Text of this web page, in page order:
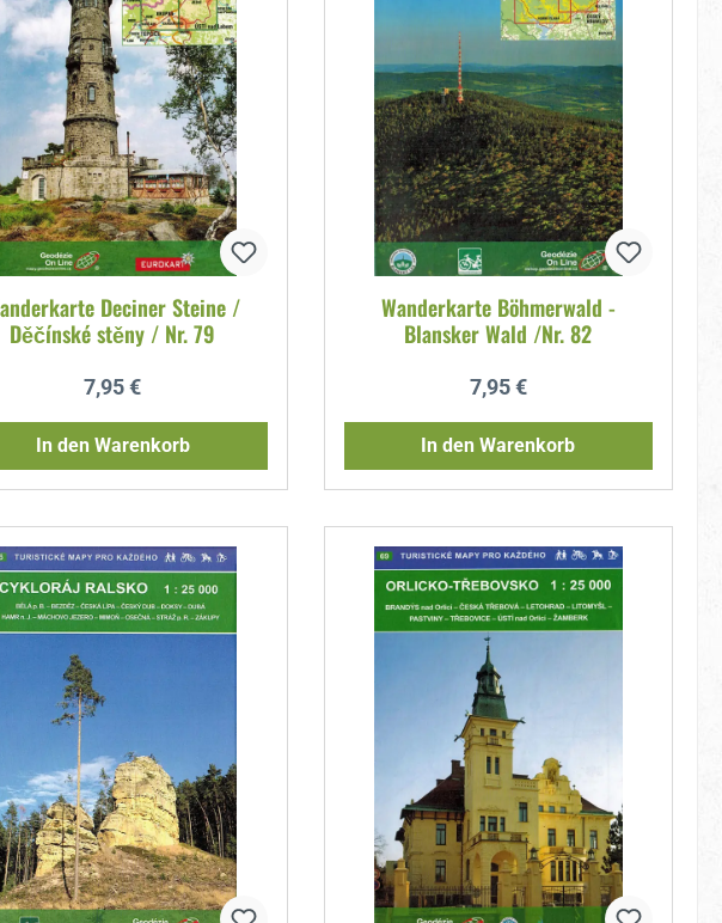
Deciner Steine /
Děčínské stěny / Nr. 79
Regulärer Preis:
7,95 €
In den Warenkorb
Wanderkarte Böhmerwald -
Blansker Wald /Nr. 82
Regulärer Preis:
7,95 €
In den Warenkorb